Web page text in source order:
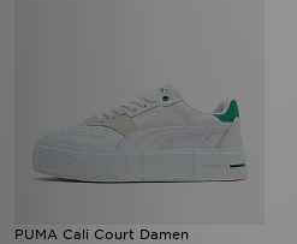
PUMA Cali Court Damen